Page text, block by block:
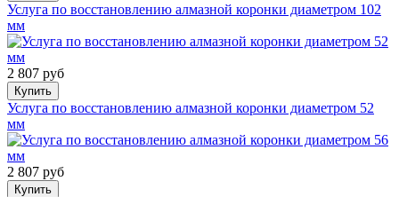
Услуга по восстановлению алмазной коронки диаметром 102
мм
2 807 руб
Купить
Услуга по восстановлению алмазной коронки диаметром 52
мм
2 807 руб
Купить